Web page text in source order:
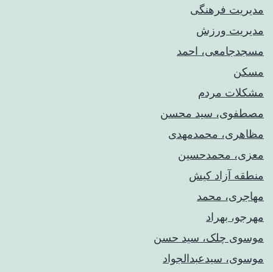
مدیریت فرهنگی
مدیریت ورزش
مسجدجامعی، احمد
مسکن
مشکلات مردم
مصطفوی، سید محسن
مظاهری، محمدمهدی
معزی، محمدحسین
منطقه آزاد کیش
مهاجری، محمد
مهرجو، بهراد
موسوی چلک، سید حسن
موسوی، سیدعبدالجواد